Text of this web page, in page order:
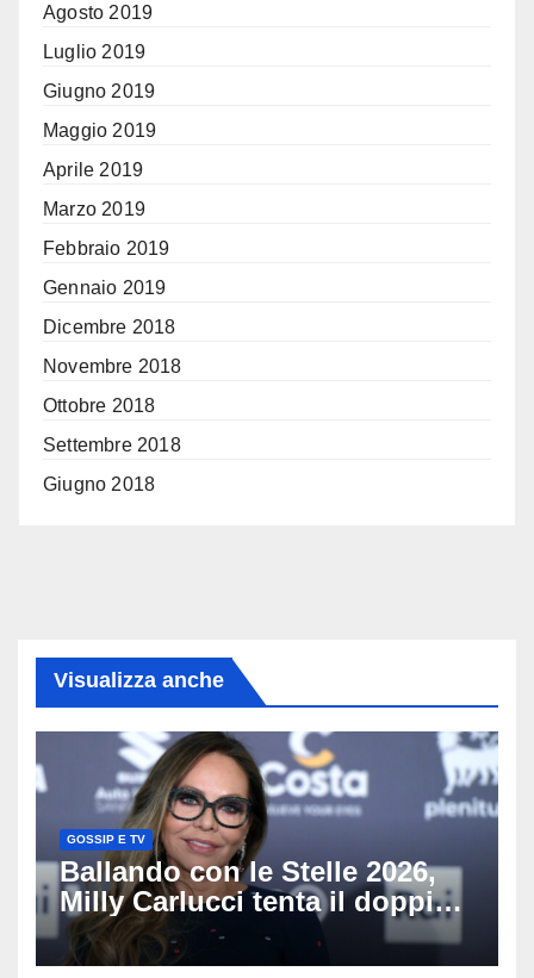
Agosto 2019
Luglio 2019
Giugno 2019
Maggio 2019
Aprile 2019
Marzo 2019
Febbraio 2019
Gennaio 2019
Dicembre 2018
Novembre 2018
Ottobre 2018
Settembre 2018
Giugno 2018
Visualizza anche
GOSSIP E TV
Ballando con le Stelle 2026,
Milly Carlucci tenta il doppio
colpo: tra i papabili Ornella
Muti e Monica Guerritore